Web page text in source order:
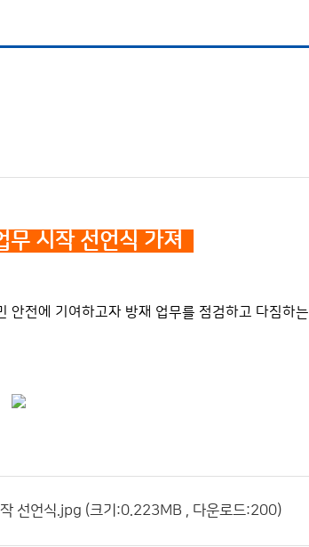
무 시작 선언식 가져
안전에 기여하고자 방재 업무를 점검하고 다짐하는
선언식.jpg (크기:0.223MB , 다운로드:200)